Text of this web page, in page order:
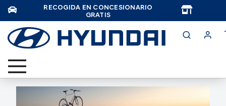
RECOGIDA EN CONCESIONARIO
GRATIS